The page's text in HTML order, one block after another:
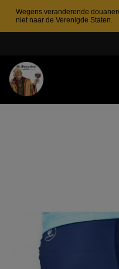
Wegens veranderende
niet naar de Verenigde Staten.